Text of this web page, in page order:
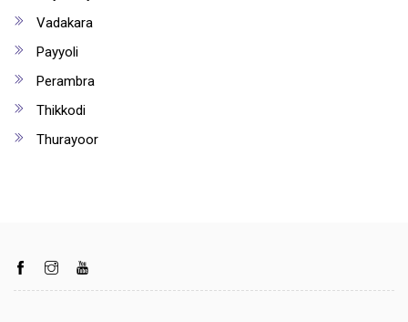
Vadakara
Payyoli
Perambra
Thikkodi
Thurayoor